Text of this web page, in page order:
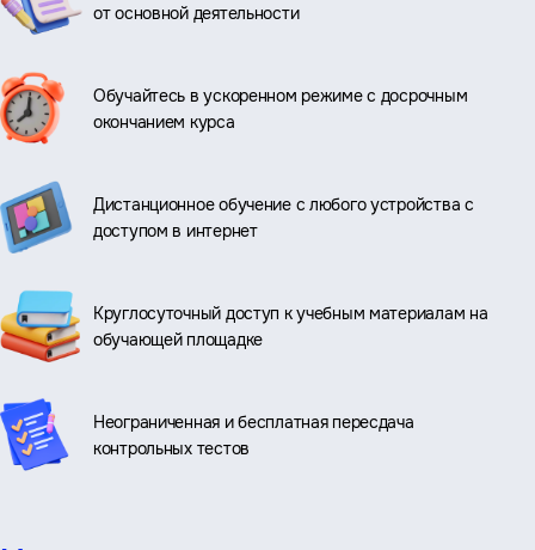
от основной деятельности
Обучайтесь в ускоренном режиме с досрочным
окончанием курса
Дистанционное обучение с любого устройства с
доступом в интернет
Круглосуточный доступ к учебным материалам на
обучающей площадке
Неограниченная и бесплатная пересдача
контрольных тестов